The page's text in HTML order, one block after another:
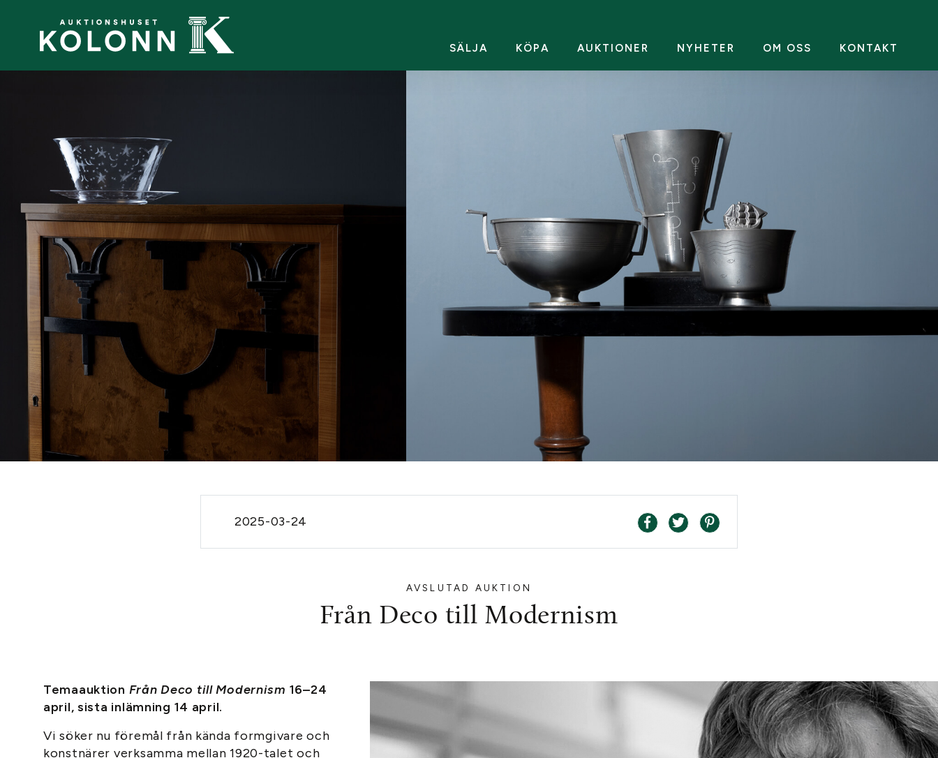
SÄLJA KÖPA AUKTIONER NYHETER OM OSS KONTAKT
2025-03-24
AVSLUTAD AUKTION
Från Deco till Modernism
Temaauktion Från Deco till Modernism 16–24
april, sista inlämning 14 april.
Vi söker nu föremål från kända formgivare och
konstnärer verksamma mellan 1920-talet och